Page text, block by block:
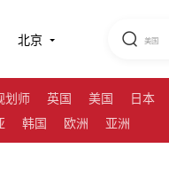
北京
划师 英国 美国 日本
韩国 欧洲 亚洲